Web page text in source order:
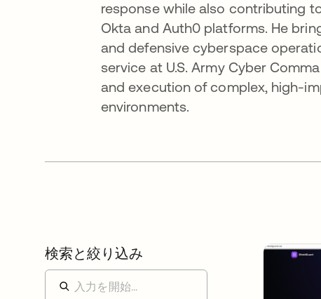
response while also contributing
Okta and Auth0 platforms. He
and defensive cyberspace
service at U.S. Army Cyber
and execution of complex, high-
environments.
検索と絞り込み